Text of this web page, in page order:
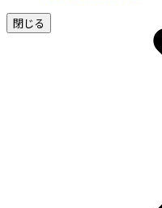
閉じる